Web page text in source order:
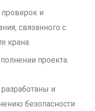
и
связанного с
крана.
проекта.
и
безопасности